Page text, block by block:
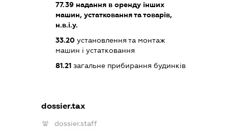
77.39надання в оренду інших
машин, устатковання та товарів,
н.в.і.у.
33.20установлення та монтаж
машин і устатковання
81.21загальне прибирання будинків
dossier.tax
dossier.staff